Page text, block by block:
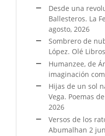
Desde una
Ballesteros. La
agosto, 2026
Sombrero de
López. Olé
Humanzee, de
imaginación
Hijas de un sol
Vega. Poemas
2026
Versos de los
Abumalhan 2